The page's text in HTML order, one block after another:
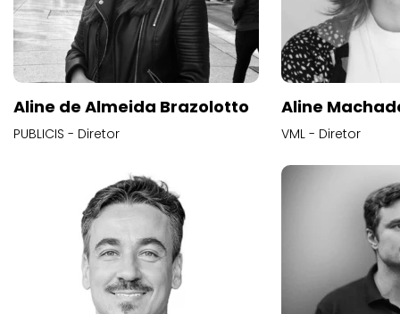
Aline de Almeida Brazolotto
PUBLICIS - Diretor
Aline
VML - Diretor